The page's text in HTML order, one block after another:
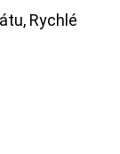
Rychlé